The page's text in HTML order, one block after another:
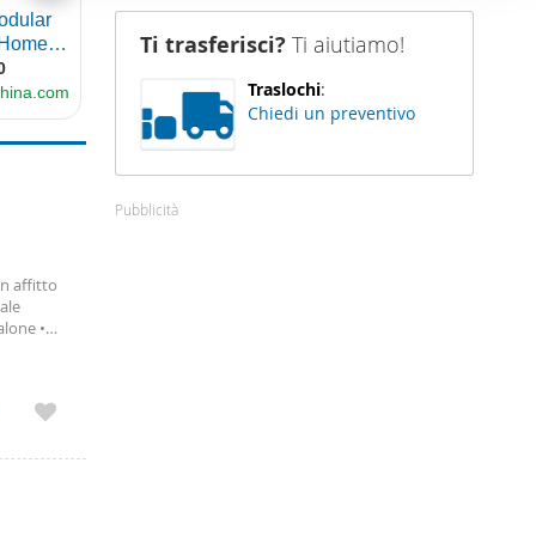
sito
loro
affitto
•
a
nella
sul
Ti trasferisci? Ti aiutiamo!
Traslochi:
Chiedi un preventivo
Pubblicità